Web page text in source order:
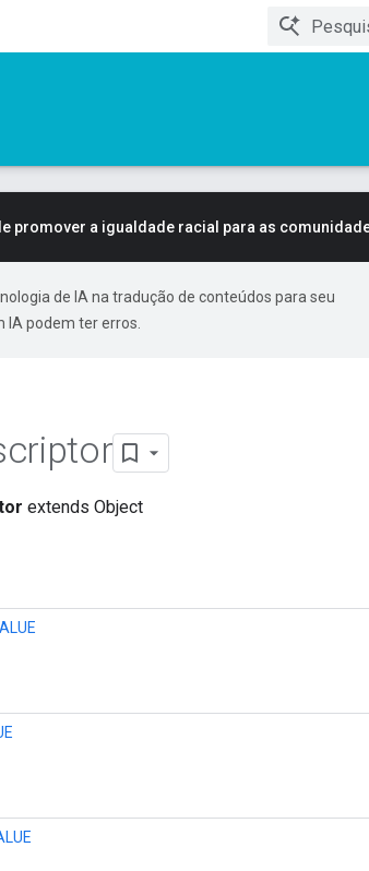
promover a igualdade racial para as
de IA na tradução de conteúdos para seu
podem ter erros.
extends Object